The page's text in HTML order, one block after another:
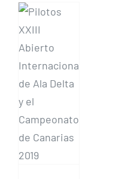
XXIII
Abierto
Internacional
de Ala
Delta
Campeonato
de
Canarias